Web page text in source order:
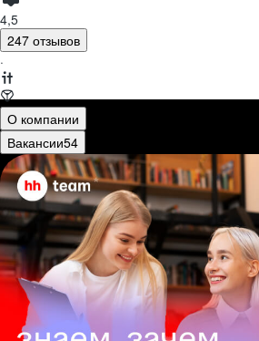
4,5
247 отзывов
·
О компании
Вакансии54